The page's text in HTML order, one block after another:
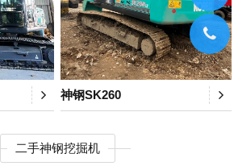
神钢SK260
二手神钢挖掘机